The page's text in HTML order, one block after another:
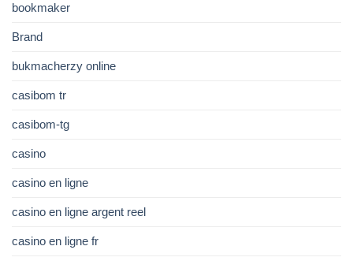
bookmaker
Brand
bukmacherzy online
casibom tr
casibom-tg
casino
casino en ligne
casino en ligne argent reel
casino en ligne fr